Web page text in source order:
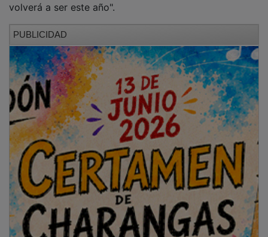
El hermanamiento entre ambos festivales nace con la
vocación de desarrollar futuras colaboraciones,
intercambios culturales y actividades conjuntas que
contribuyan a la promoción del folklore tradicional y
contemporáneo, así como al apoyo de músicos,
agrupaciones, y proyectos vinculados a la música de
raíz.
NOTICIAS RELACIONADAS